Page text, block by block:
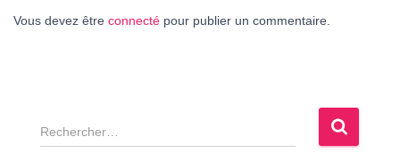
Vous devez être connecté pour publier un commentaire.
R
e